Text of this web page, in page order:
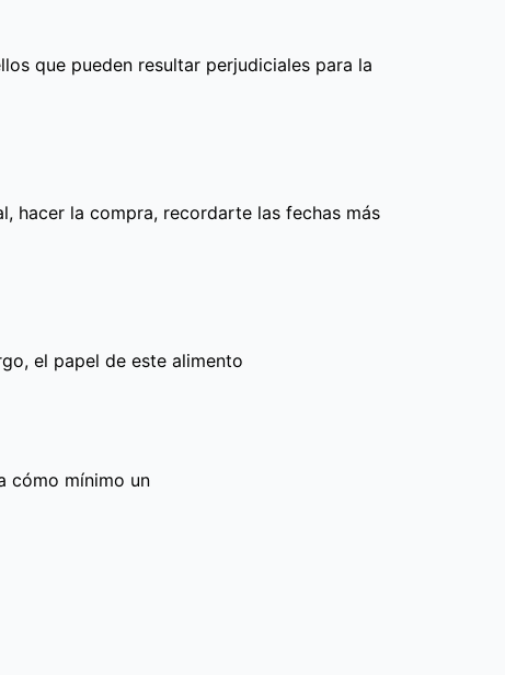
que pueden resultar perjudiciales para la
hacer la compra, recordarte las fechas más
el papel de este alimento
cómo mínimo un